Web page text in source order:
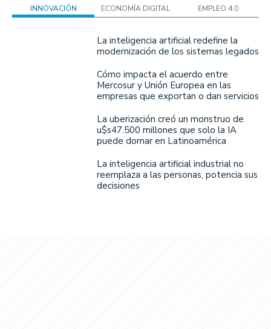
INNOVACIÓN ECONOMÍA DIGITAL EMPLEO 4.0
La inteligencia artificial redefine la
modernización de los sistemas legados
Cómo impacta el acuerdo entre
Mercosur y Unión Europea en las
empresas que exportan o dan servicios
La uberización creó un monstruo de
u$s47.500 millones que solo la IA
puede domar en Latinoamérica
La inteligencia artificial industrial no
reemplaza a las personas, potencia sus
decisiones